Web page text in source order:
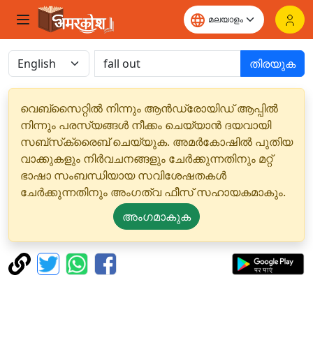
തിരയുക
വെബ്‌സൈറ്റിൽ നിന്നും ആൻഡ്രോയിഡ് ആപ്പിൽ
നിന്നും പരസ്യങ്ങൾ നീക്കം ചെയ്യാൻ ദയവായി
സബ്‌സ്‌ക്രൈബ് ചെയ്യുക. അമർകോഷിൽ പുതിയ
വാക്കുകളും നിർവചനങ്ങളും ചേർക്കുന്നതിനും മറ്റ്
ഭാഷാ സംബന്ധിയായ സവിശേഷതകൾ
ചേർക്കുന്നതിനും അംഗത്വ ഫീസ് സഹായകമാകും.
അംഗമാകുക